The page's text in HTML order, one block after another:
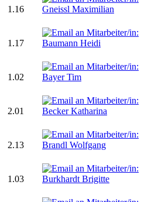
1.16
1.17
1.02
2.01
2.13
1.03